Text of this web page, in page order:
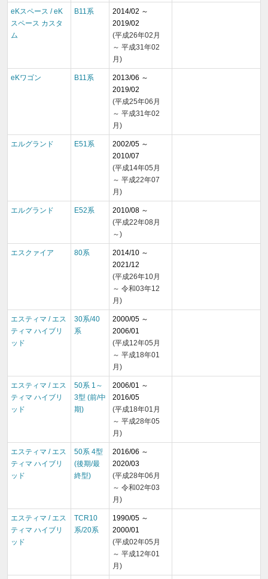
eKスペース / eK
スペース カスタ
ム
B11系
2014/02 ～
2019/02
(平成26年02月
～ 平成31年02
月)
eKワゴン B11系
2013/06 ～
2019/02
(平成25年06月
～ 平成31年02
月)
エルグランド E51系
2002/05 ～
2010/07
(平成14年05月
～ 平成22年07
月)
エルグランド E52系
2010/08 ～
(平成22年08月
～)
エスクァイア 80系
2014/10 ～
2021/12
(平成26年10月
～ 令和03年12
月)
エスティマ / エス
ティマ ハイブリ
ッド
30系/40
系
2000/05 ～
2006/01
(平成12年05月
～ 平成18年01
月)
エスティマ / エス
ティマ ハイブリ
ッド
50系 1～
3型 (前/中
期)
2006/01 ～
2016/05
(平成18年01月
～ 平成28年05
月)
エスティマ / エス
ティマ ハイブリ
ッド
50系 4型
(後期/最
終型)
2016/06 ～
2020/03
(平成28年06月
～ 令和02年03
月)
エスティマ / エス
ティマ ハイブリ
ッド
TCR10
系/20系
1990/05 ～
2000/01
(平成02年05月
～ 平成12年01
月)